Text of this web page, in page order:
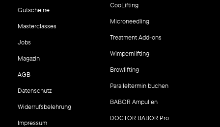
Gutscheine
Masterclasses
Jobs
Magazin
AGB
Datenschutz
Widerrufsbelehrung
Impressum
CooLifting
Microneedling
Treatment Add-ons
Wimpernlifting
Browlifting
Paralleltermin buchen
BABOR Ampullen
DOCTOR BABOR Pro